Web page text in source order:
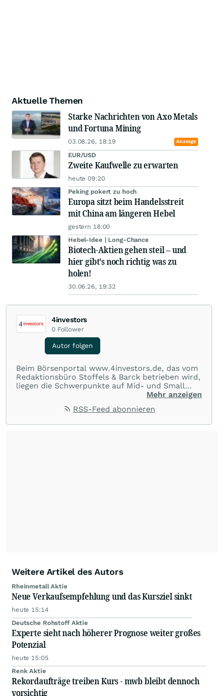
Aktuelle Themen
Starke Nachrichten von Axo Metals
und Fortuna Mining
03.08.26, 18:19 Anzeige
EUR/USD
Zweite Kaufwelle zu erwarten
heute 09:20
Peking pokert zu hoch
Europa sitzt beim Handelsstreit
mit China am längeren Hebel
gestern 18:00
Hebel-Idee | Long-Chance
Biotech-Aktien gehen steil – und
hier gibt's noch richtig was zu
holen!
30.06.26, 19:32
4investors
0 Follower
Autor folgen
Beim Börsenportal www.4investors.de, das vom
Redaktionsbüro Stoffels & Barck betrieben wird,
liegen die Schwerpunkte auf Mid- und Small
Caps aus dem deutschsprachigen Raum. Der
Notierungsaufnahmen werden besonders genau
Mehr anzeigen
RSS-Feed abonnieren
Weitere Artikel des Autors
Rheinmetall Aktie
Neue Verkaufsempfehlung und das Kursziel sinkt
heute 15:14
Deutsche Rohstoff Aktie
Experte sieht nach höherer Prognose weiter großes
Potenzial
heute 15:05
Renk Aktie
Rekordaufträge treiben Kurs - mwb bleibt dennoch
vorsichtig